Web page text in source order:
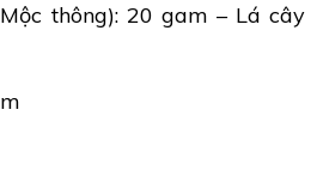
thông): 20 gam – Lá cây